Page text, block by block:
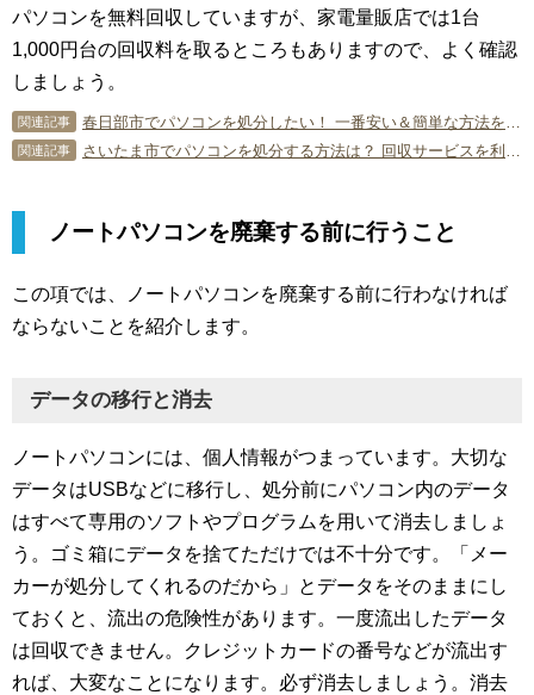
パソコンを無料回収していますが、家電量販店では1台
1,000円台の回収料を取るところもありますので、よく確認
しましょう。
関連記事
関連記事
ノートパソコンを廃棄する前に行うこと
この項では、ノートパソコンを廃棄する前に行わなければ
ならないことを紹介します。
データの移行と消去
ノートパソコンには、個人情報がつまっています。大切な
データはUSBなどに移行し、処分前にパソコン内のデータ
はすべて専用のソフトやプログラムを用いて消去しましょ
う。ゴミ箱にデータを捨てただけでは不十分です。「メー
カーが処分してくれるのだから」とデータをそのままにし
ておくと、流出の危険性があります。一度流出したデータ
は回収できません。クレジットカードの番号などが流出す
れば、大変なことになります。必ず消去しましょう。消去